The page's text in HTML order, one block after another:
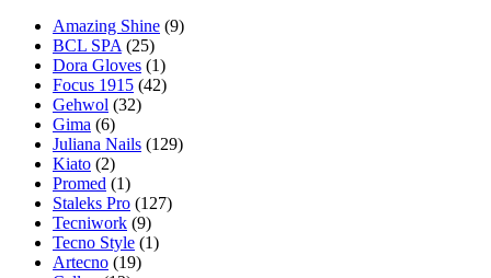
Amazing Shine (9)
BCL SPA (25)
Dora Gloves (1)
Focus 1915 (42)
Gehwol (32)
Gima (6)
Juliana Nails (129)
Kiato (2)
Promed (1)
Staleks Pro (127)
Tecniwork (9)
Tecno Style (1)
Artecno (19)